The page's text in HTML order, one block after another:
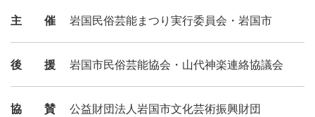
主催 岩国民俗芸能まつり実行委員会・岩国市
後援 岩国市民俗芸能協会・山代神楽連絡協議会
協賛 公益財団法人岩国市文化芸術振興財団